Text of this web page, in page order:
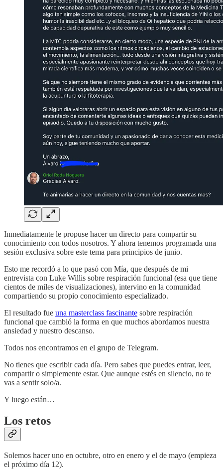
Inmediatamente le propuse hacer un directo para compartir su
conocimiento con todos nosotros. Y ahora tenemos programada una
sesión exclusiva sobre este tema para principios de junio.
Esto me recordó a lo que pasó con Mía, que después de mi
entrevista con Luke Willis sobre respiración funcional (esa que tiene
cientos de miles de visualizaciones), intervino en la comunidad
compartiendo su propio conocimiento especializado.
El resultado fue una masterclass fascinante sobre respiración
funcional que cambió la forma en que muchos abordamos nuestra
ansiedad y nuestro descanso.
Todos nos encontramos en el grupo de Telegram.
No tienes que escribir cada día. Pero sabes que puedes entrar, leer,
compartir o simplemente estar. Que aunque estés en silencio, no te
vas a sentir solo/a.
Y luego están…
Los retos
Solemos hacer uno en octubre, otro en enero y el de mayo (empieza
el próximo día 12).